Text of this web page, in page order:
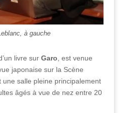
à gauche
livre sur Garo, est venue
japonaise sur la Scène
une salle pleine principalement
âgés à vue de nez entre 20